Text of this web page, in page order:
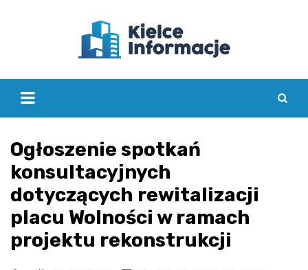
Ogłoszenie spotkań
konsultacyjnych
dotyczących rewitalizacji
placu Wolności w ramach
projektu rekonstrukcji